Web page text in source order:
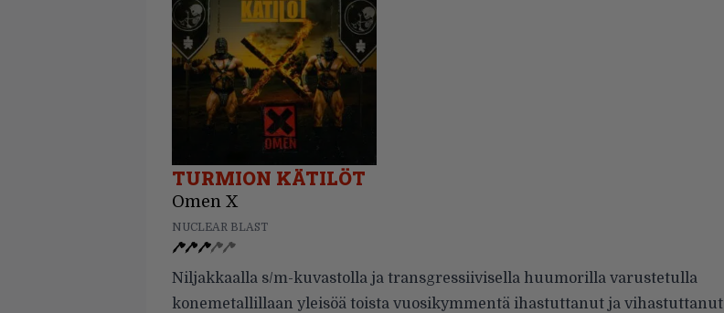
TURMION KÄTILÖT
Omen X
NUCLEAR BLAST
Niljakkaalla s/m-kuvastolla ja transgressiivisella huumorilla varustetulla
konemetallillaan yleisöä toista vuosikymmentä ihastuttanut ja vihastuttanut